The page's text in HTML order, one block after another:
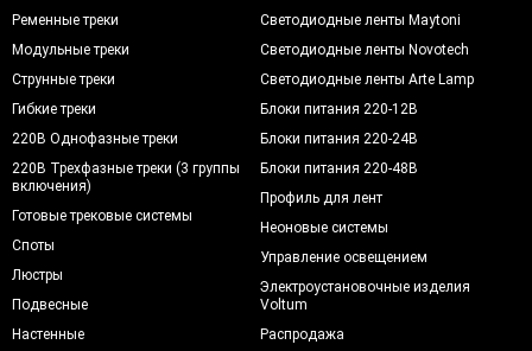
Ременные треки
Модульные треки
Струнные треки
Гибкие треки
220В Однофазные треки
220В Трехфазные треки (3 группы
включения)
Готовые трековые системы
Споты
Люстры
Подвесные
Настенные
Светодиодные ленты Maytoni
Светодиодные ленты Novotech
Светодиодные ленты Arte Lamp
Блоки питания 220-12В
Блоки питания 220-24В
Блоки питания 220-48В
Профиль для лент
Неоновые системы
Управление освещением
Электроустановочные изделия
Voltum
Распродажа